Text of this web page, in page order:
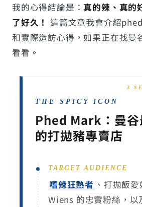
我的心得結論是： 真的辣、真的
了好久！ 這篇文章我會介紹
和實際造訪心得，如果正在找曼
看看。
THE SPICY ICON
Phed Mark：曼谷
的打拋豬專賣店
TARGET AUDIENCE
嗜辣狂熱者 、打拋飯
Wiens 的忠實粉絲，以